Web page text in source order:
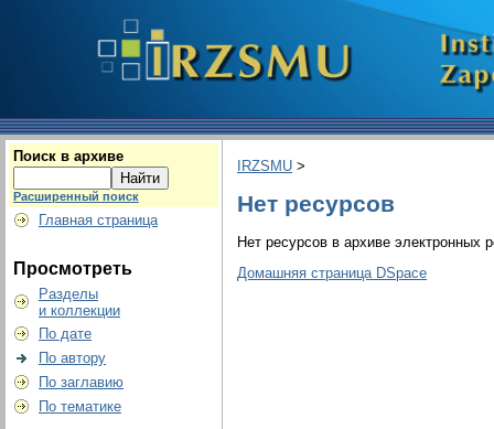
Поиск в архиве
Расширенный поиск
Главная страница
Просмотреть
Разделы
и коллекции
По дате
По автору
По заглавию
По тематике
IRZSMU >
Нет ресурсов
Нет ресурсов в архиве электронных
Домашняя страница DSpace